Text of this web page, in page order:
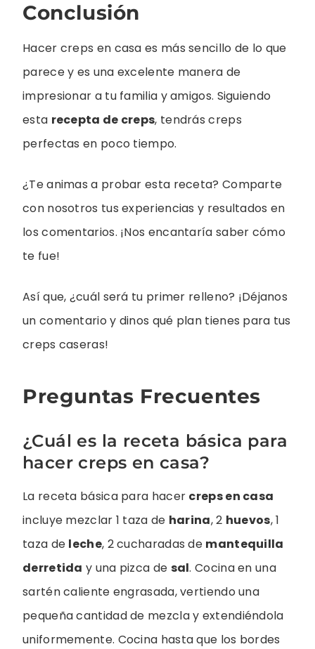
Conclusión
Hacer creps en casa es más sencillo de lo que
parece y es una excelente manera de
impresionar a tu familia y amigos. Siguiendo
esta recepta de creps, tendrás creps
perfectas en poco tiempo.
¿Te animas a probar esta receta? Comparte
con nosotros tus experiencias y resultados en
los comentarios. ¡Nos encantaría saber cómo
te fue!
Así que, ¿cuál será tu primer relleno? ¡Déjanos
un comentario y dinos qué plan tienes para tus
creps caseras!
Preguntas Frecuentes
¿Cuál es la receta básica para
hacer creps en casa?
La receta básica para hacer creps en casa
incluye mezclar 1 taza de harina, 2 huevos, 1
taza de leche, 2 cucharadas de mantequilla
derretida y una pizca de sal. Cocina en una
sartén caliente engrasada, vertiendo una
pequeña cantidad de mezcla y extendiéndola
uniformemente. Cocina hasta que los bordes